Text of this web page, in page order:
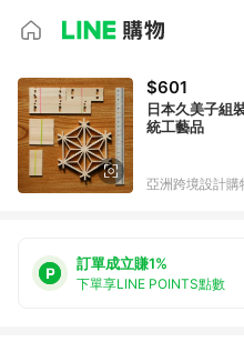
$601
日本久美子組
統工藝品
亞洲跨境設計
訂單成立賺1%
下單享LINE POINTS點數